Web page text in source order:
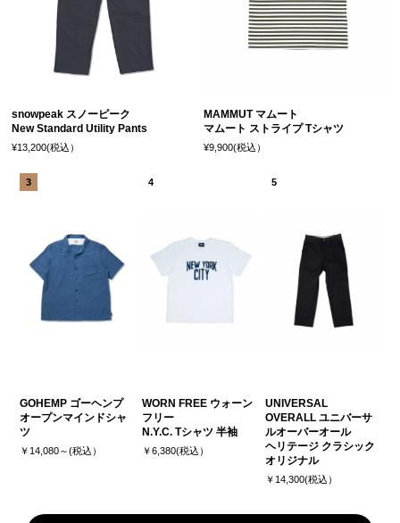
snowpeak スノーピーク
New Standard Utility Pants
¥13,200(税込）
MAMMUT マムート
マムート ストライプ Tシャツ
¥9,900(税込）
GOHEMP ゴーヘンプ
オープンマインドシャ
ツ
￥14,080～(税込）
WORN FREE ウォーン
フリー
N.Y.C. Tシャツ 半袖
￥6,380(税込）
UNIVERSAL
OVERALL ユニバーサ
ルオーバーオール
ヘリテージ クラシック
オリジナル
￥14,300(税込）